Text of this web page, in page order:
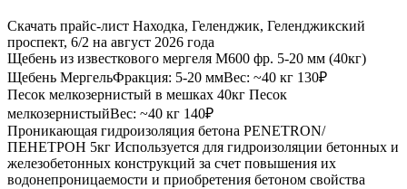
Скачать прайс-лист Находка, Геленджик, Геленджикский
проспект, 6/2 на август 2026 года
Щебень из известкового мергеля М600 фр. 5-20 мм (40кг)
Щебень МергельФракция: 5-20 ммВес: ~40 кг 130₽
Песок мелкозернистый в мешках 40кг Песок
мелкозернистыйВес: ~40 кг 140₽
Проникающая гидроизоляция бетона PENETRON/
ПЕНЕТРОН 5кг Используется для гидроизоляции бетонных и
железобетонных конструкций за счет повышения их
водонепроницаемости и приобретения бетоном свойства